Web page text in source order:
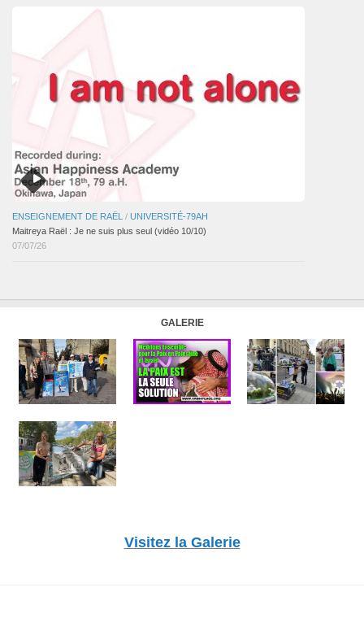
ENSEIGNEMENT DE RAËL / UNIVERSITÉ-79AH
Maitreya Raël : Je ne suis plus seul (vidéo 10/10)
07/07/26
GALERIE
Visitez la Galerie